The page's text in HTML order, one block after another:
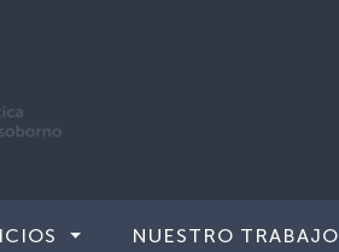
NUESTRO TRABAJO